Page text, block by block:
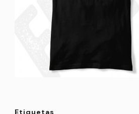
Etiquetas